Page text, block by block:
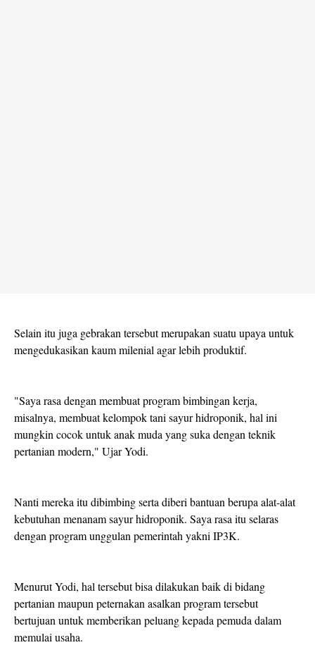
Selain itu juga gebrakan tersebut merupakan suatu upaya untuk
mengedukasikan kaum milenial agar lebih produktif.
"Saya rasa dengan membuat program bimbingan kerja,
misalnya, membuat kelompok tani sayur hidroponik, hal ini
mungkin cocok untuk anak muda yang suka dengan teknik
pertanian modern," Ujar Yodi.
Nanti mereka itu dibimbing serta diberi bantuan berupa alat-alat
kebutuhan menanam sayur hidroponik. Saya rasa itu selaras
dengan program unggulan pemerintah yakni IP3K.
Menurut Yodi, hal tersebut bisa dilakukan baik di bidang
pertanian maupun peternakan asalkan program tersebut
bertujuan untuk memberikan peluang kepada pemuda dalam
memulai usaha.